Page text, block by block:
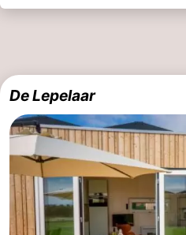
De Lepelaar